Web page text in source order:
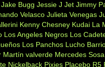
Jake Bugg Jessie J Jet Jimmy
Velasco Julieta Venegas
Kenny Chesney Kudai La
Los Angeles Negros Los
Los Panchos Lucho
Martín valverde Mercedes Sosa
Nickelback Pixies Placebo R5